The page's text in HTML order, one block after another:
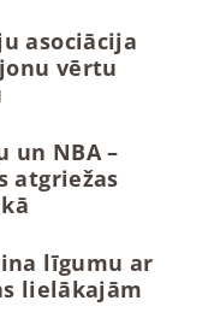
asociācija
vērtu
un NBA –
atgriežas
līgumu ar
lielākajām